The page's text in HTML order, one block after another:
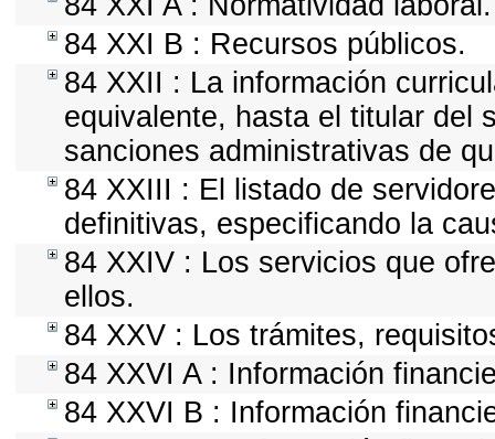
84 XXI B : Recursos públicos.
84 XXII : La información
equivalente, hasta el titular del
sanciones administrativas de
84 XXIII : El listado de
definitivas, especificando la
84 XXIV : Los servicios que
ellos.
84 XXV : Los trámites,
84 XXVI A : Información
84 XXVI B : Información